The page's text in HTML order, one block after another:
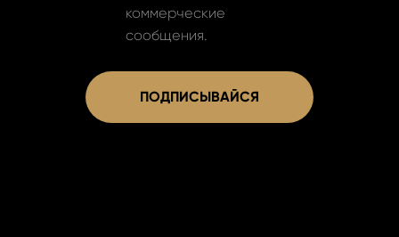
коммерческие
сообщения.
ПОДПИСЫВАЙСЯ